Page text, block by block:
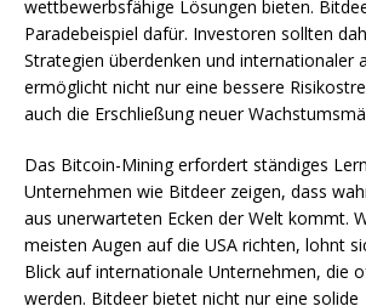
wettbewerbsfähige Lösungen bieten.
Paradebeispiel dafür. Investoren sollten
Strategien überdenken und internationaler
ermöglicht nicht nur eine bessere
auch die Erschließung neuer
Das Bitcoin-Mining erfordert ständiges
Unternehmen wie Bitdeer zeigen, dass
aus unerwarteten Ecken der Welt kommt.
meisten Augen auf die USA richten, lohnt
Blick auf internationale Unternehmen, die
werden. Bitdeer bietet nicht nur eine solide